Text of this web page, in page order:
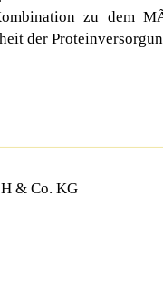
zu dem
der
& Co. KG